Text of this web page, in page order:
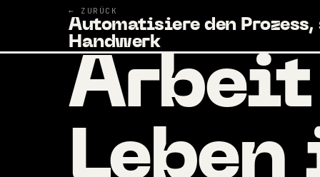
← ZURÜCK
Automatisiere den Prozess,
Handwerk